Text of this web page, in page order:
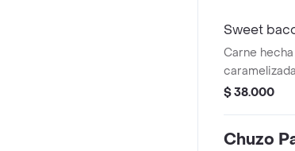
Sweet
Carne
de la casa,
$ 38.000
Chuzo